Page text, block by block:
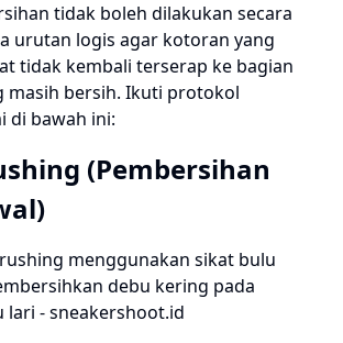
tidak boleh dilakukan secara
urutan logis agar kotoran yang
tidak kembali terserap ke bagian
masih bersih. Ikuti protokol
di bawah ini:
(Pembersihan